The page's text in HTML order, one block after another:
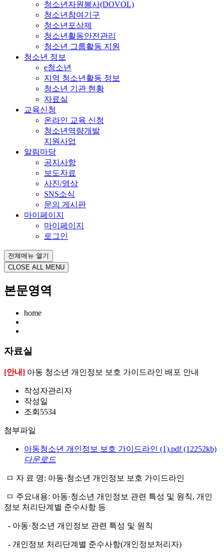
청소년자원봉사(DOVOL)
청소년참여기구
청소년포상제
청소년활동안전관리
청소년 그룹활동 지원
청소년 정보
e청소년
지역 청소년활동 정보
청소년 기관 현황
자료실
교육신청
온라인 교육 신청
청소년역량개발
지원사업
알림마당
공지사항
보도자료
사진/영상
SNS소식
문의 게시판
마이페이지
마이페이지
로그인
전체메뉴 열기
CLOSE ALL MENU
본문영역
home
자료실
[안내] 아동 청소년 개인정보 보호 가이드라인 배포 안내
작성자관리자
작성일
조회 5534
첨부파일
아동청소년 개인정보 보호 가이드라인 (1).pdf (12252kb)
다운로드
ㅁ 자 료 명: 아동·청소년 개인정보 보호 가이드라인
ㅁ 주요내용: 아동·청소년 개인정보 관련 특성 및 원칙, 개인
정보 처리단계별 준수사항 등
- 아동·청소년 개인정보 관련 특성 및 원칙
- 개인정보 처리단계별 준수사항(개인정보처리자)